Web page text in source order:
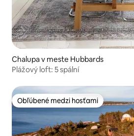
Chalupa v meste Hubbards
Plážový loft: 5 spální
Obľúbené medzi hosťami
Obľúbené medzi hosťami